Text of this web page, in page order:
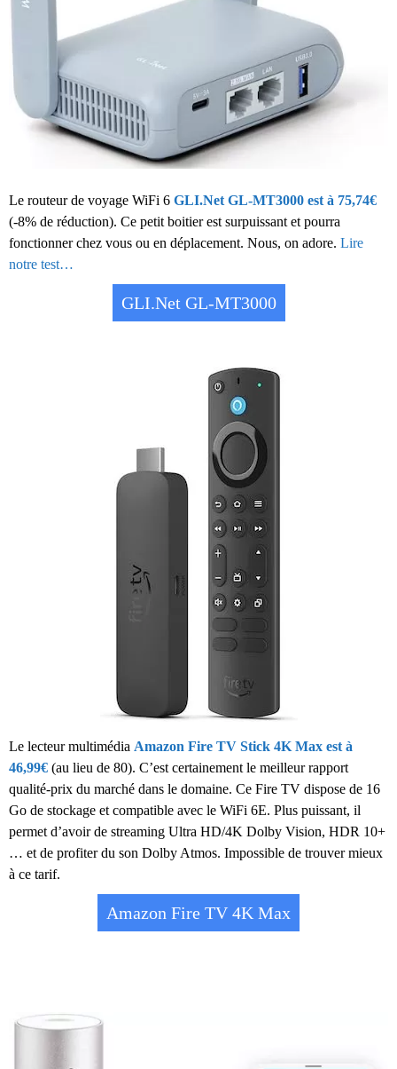
Le routeur de voyage WiFi 6 GLI.Net GL-MT3000 est à 75,74€
(-8% de réduction). Ce petit boitier est surpuissant et pourra
fonctionner chez vous ou en déplacement. Nous, on adore. Lire
notre test…
GLI.Net GL-MT3000
Le lecteur multimédia Amazon Fire TV Stick 4K Max est à
46,99€ (au lieu de 80). C’est certainement le meilleur rapport
qualité-prix du marché dans le domaine. Ce Fire TV dispose de 16
Go de stockage et compatible avec le WiFi 6E. Plus puissant, il
permet d’avoir de streaming Ultra HD/4K Dolby Vision, HDR 10+
… et de profiter du son Dolby Atmos. Impossible de trouver mieux
à ce tarif.
Amazon Fire TV 4K Max